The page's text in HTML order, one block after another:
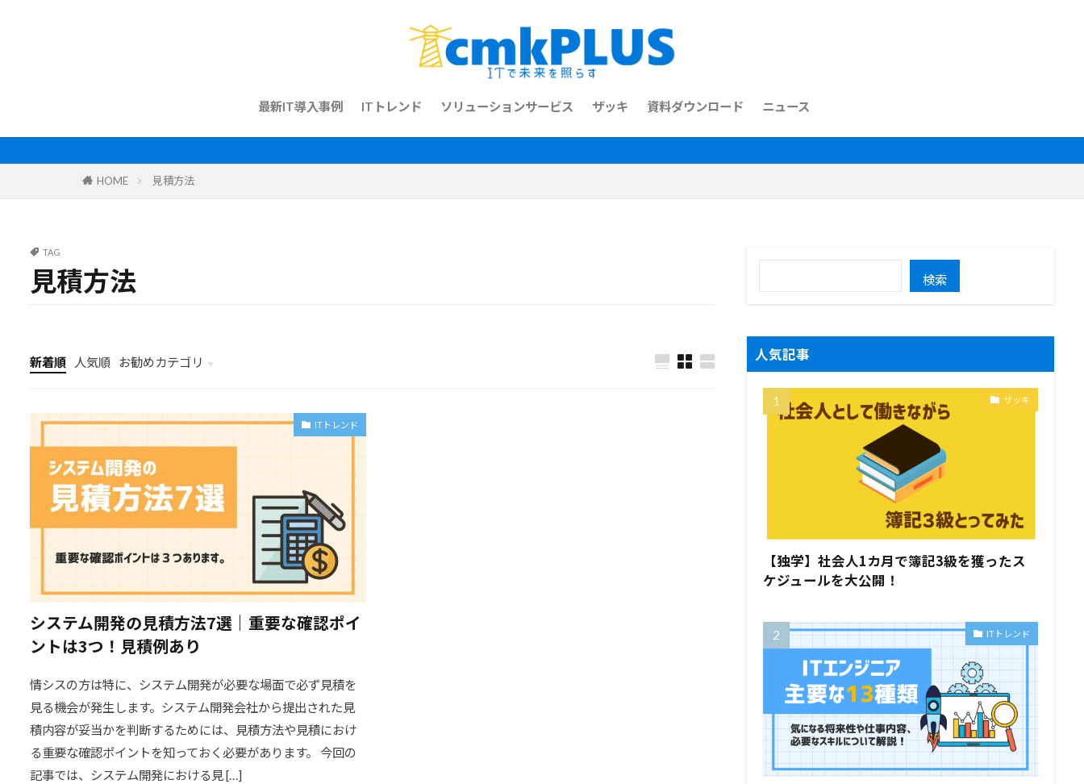
最新IT導入事例 ITトレンド ソリューションサービス ザッキ 資料ダウンロード ニュース
HOME 見積方法
TAG
見積方法
新着順 人気順
お勧めカテゴリ
最新IT導入事例
ITトレンド
システム開発の見積方法7選｜重要な確認ポイ
ントは3つ！見積例あり
情シスの方は特に、システム開発が必要な場面で必ず見積を
見る機会が発生します。システム開発会社から提出された見
積内容が妥当かを判断するためには、見積方法や見積におけ
る重要な確認ポイントを知っておく必要があります。 今回の
記事では、システム開発における見 […]
検索
人気記事
ザッキ
【独学】社会人1カ月で簿記3級を獲ったス
ケジュールを大公開！
ITトレンド